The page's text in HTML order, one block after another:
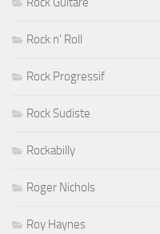
Rock n' Roll
Rock Progressif
Rock Sudiste
Rockabilly
Roger Nichols
Roy Haynes